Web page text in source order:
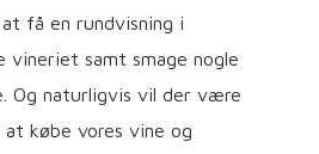
få en rundvisning i
vineriet samt smage nogle
Og naturligvis vil der være
købe vores vine og